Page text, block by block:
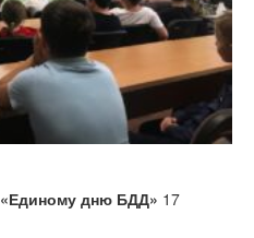
«Единому дню БДД» 17